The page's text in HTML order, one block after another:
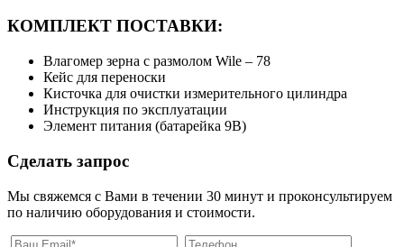
КОМПЛЕКТ ПОСТАВКИ:
Влагомер зерна с размолом Wile – 78
Кейс для переноски
Кисточка для очистки измерительного цилиндра
Инструкция по эксплуатации
Элемент питания (батарейка 9В)
Сделать запрос
Мы свяжемся с Вами в течении 30 минут и проконсультируем
по наличию оборудования и стоимости.